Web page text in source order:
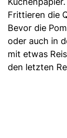
Frittieren die
Bevor die
oder auch in
mit etwas
den letzten